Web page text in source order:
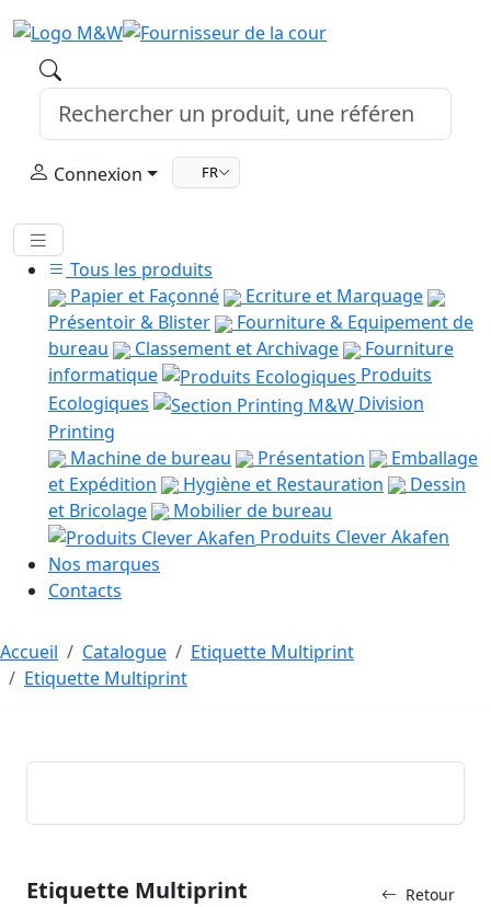
Connexion FR
Tous les produits
Papier et Façonné
Ecriture et Marquage
Présentoir & Blister
Fourniture & Equipement de
bureau
Classement et Archivage
Fourniture
informatique
Produits
Ecologiques
Division
Printing
Machine de bureau
Présentation
Emballage
et Expédition
Hygiène et Restauration
Dessin
et Bricolage
Mobilier de bureau
Produits Clever Akafen
Nos marques
Contacts
Accueil Catalogue
Etiquette Multiprint
Etiquette Multiprint
Retour
Etiquette Multiprint